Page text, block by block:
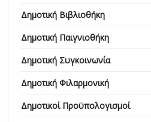
Δημοτική Βιβλιοθήκη
Δημοτική Παιγνιοθήκη
Δημοτική Συγκοινωνία
Δημοτική Φιλαρμονική
Δημοτικοί Προϋπολογισμοί